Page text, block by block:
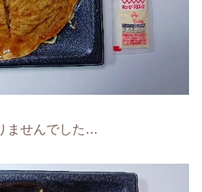
ませんでした…